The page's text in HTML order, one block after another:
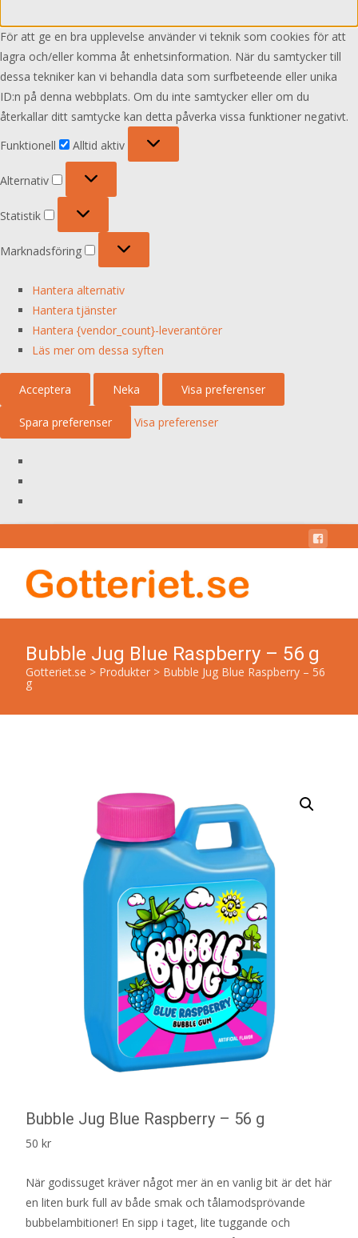
För att ge en bra upplevelse använder vi teknik som cookies för att
lagra och/eller komma åt enhetsinformation. När du samtycker till
dessa tekniker kan vi behandla data som surfbeteende eller unika
ID:n på denna webbplats. Om du inte samtycker eller om du
återkallar ditt samtycke kan detta påverka vissa funktioner negativt.
Funktionell
Alltid aktiv
Alternativ
Statistik
Marknadsföring
Hantera alternativ
Hantera tjänster
Hantera {vendor_count}-leverantörer
Läs mer om dessa syften
Acceptera Neka Visa preferenser
Spara preferenser Visa preferenser
Bubble Jug Blue Raspberry – 56 g
Gotteriet.se > Produkter > Bubble Jug Blue Raspberry – 56
g
Bubble Jug Blue Raspberry – 56 g
50 kr
När godissuget kräver något mer än en vanlig bit är det här
en liten burk full av både smak och tålamodsprövande
bubbelambitioner! En sipp i taget, lite tuggande och